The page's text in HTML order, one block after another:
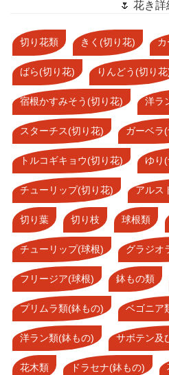
🌷 花き
切り花類 きく(切り花) カ
ばら(切り花) りんどう(切り花
宿根かすみそう(切り花) 洋ラ
スターチス(切り花) ガーベラ
トルコギキョウ(切り花) ゆり
チューリップ(切り花) アルス
切り葉 切り枝 球根類
チューリップ(球根) グラジオ
フリージア(球根) 鉢もの類
プリムラ類(鉢もの) ベゴニア
洋ラン類(鉢もの) サボテン及
花木類 ドラセナ(鉢もの)